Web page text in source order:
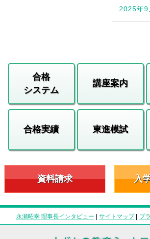
2025年9
合格
システム
講座案内
合格実績 東進模試
資料請求 入
永瀬昭幸 理事長インタビュー | サイトマップ| プ